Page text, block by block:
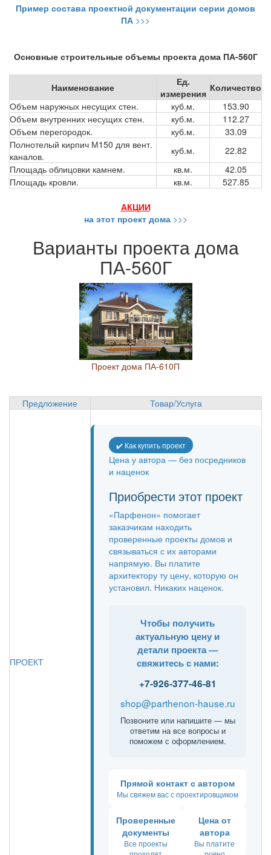
Пример состава проектной документации серии домов
ПА >>>
Основные строительные объемы проекта дома ПА-560Г
Наименование
Ед.
измерения Количество
Объем наружных несущих стен.
куб.м.
153.90
Объем внутренних несущих стен.
куб.м.
112.27
Объем перегородок.
куб.м.
33.09
Полнотелый кирпич М150 для вент.
каналов.
куб.м.
22.82
Площадь облицовки камнем.
кв.м.
42.05
Площадь кровли.
кв.м. 527.85
АКЦИИ
на этот проект дома>>>
Варианты проекта дома
ПА-560Г
Проект дома ПА-610П
Предложение Товар/Услуга
ПРОЕКТ
✔️ Как купить проект
Цена у автора — без посредников
и наценок
Приобрести этот проект
«Парфенон» помогает
заказчикам находить
проверенные проекты домов и
связываться с их авторами
напрямую. Вы платите
архитектору ту цену, которую он
установил. Никаких наценок.
Чтобы получить
актуальную цену и
детали проекта —
свяжитесь с нами:
+7-926-377-46-81
shop@parthenon-hause.ru
Позвоните или напишите — мы
ответим на все вопросы и
поможем с оформлением.
Прямой контакт с автором
Мы свяжем вас с проектировщиком
Проверенные
документы
Все проекты
Цена от
автора
Вы платите